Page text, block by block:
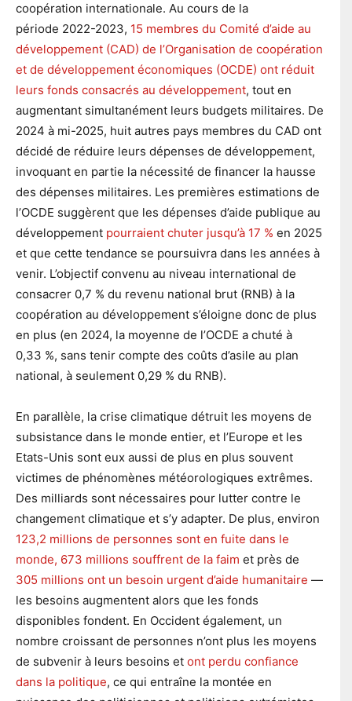
coopération internationale. Au cours de la
période 2022-2023, 15 membres du Comité d’aide au
développement (CAD) de l’Organisation de coopération
et de développement économiques (OCDE) ont réduit
leurs fonds consacrés au développement, tout en
augmentant simultanément leurs budgets militaires. De
2024 à mi-2025, huit autres pays membres du CAD ont
décidé de réduire leurs dépenses de développement,
invoquant en partie la nécessité de financer la hausse
des dépenses militaires. Les premières estimations de
l’OCDE suggèrent que les dépenses d’aide publique au
développement pourraient chuter jusqu’à 17 % en 2025
et que cette tendance se poursuivra dans les années à
venir. L’objectif convenu au niveau international de
consacrer 0,7 % du revenu national brut (RNB) à la
coopération au développement s’éloigne donc de plus
en plus (en 2024, la moyenne de l’OCDE a chuté à
0,33 %, sans tenir compte des coûts d’asile au plan
national, à seulement 0,29 % du RNB).
En parallèle, la crise climatique détruit les moyens de
subsistance dans le monde entier, et l’Europe et les
Etats-Unis sont eux aussi de plus en plus souvent
victimes de phénomènes météorologiques extrêmes.
Des milliards sont nécessaires pour lutter contre le
changement climatique et s’y adapter. De plus, environ
123,2 millions de personnes sont en fuite dans le
monde, 673 millions souffrent de la faim et près de
305 millions ont un besoin urgent d’aide humanitaire —
les besoins augmentent alors que les fonds
disponibles fondent. En Occident également, un
nombre croissant de personnes n’ont plus les moyens
de subvenir à leurs besoins et ont perdu confiance
dans la politique, ce qui entraîne la montée en